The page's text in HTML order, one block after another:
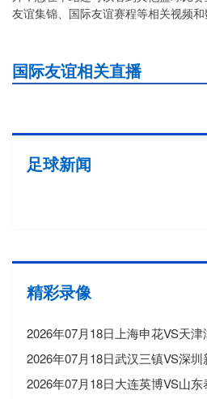
友谊集锦、国际友谊赛程等相关视频和
国际友谊相关直播
足球新闻
精彩录像